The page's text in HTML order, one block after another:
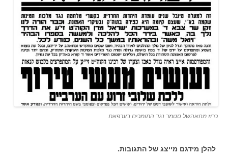
כרוז מחאהשל סטמר נגד התומכים בערפאת
להלן מידגם מייצג של התגובות.